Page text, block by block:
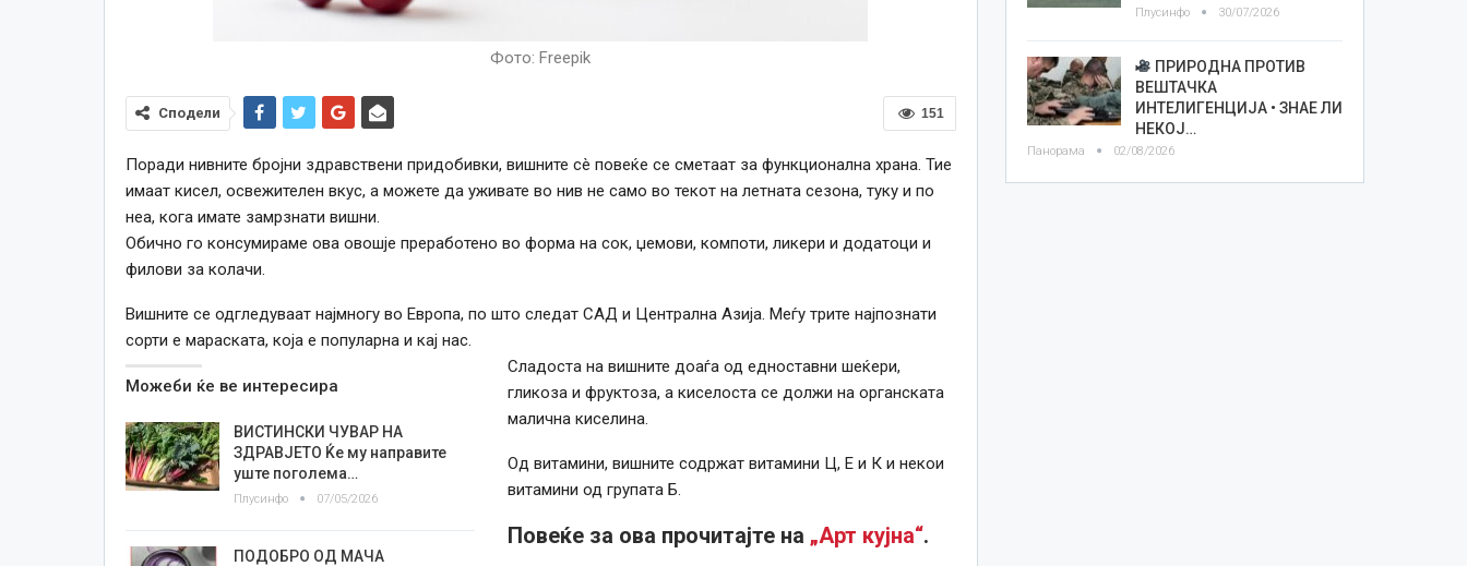
Фото: Freepik
151
Сподели
Поради нивните бројни здравствени придобивки, вишните сè повеќе се сметаат за функционална храна. Тие
имаат кисел, освежителен вкус, а можете да уживате во нив не само во текот на летната сезона, туку и по
неа, кога имате замрзнати вишни.
Обично го консумираме ова овошје преработено во форма на сок, џемови, компоти, ликери и додатоци и
филови за колачи.
Вишните се одгледуваат најмногу во Европа, по што следат САД и Централна Азија. Меѓу трите најпознати
сорти е мараската, која е популарна и кај нас.
Можеби ќе ве интересира
ВИСТИНСКИ ЧУВАР НА
ЗДРАВЈЕТО Ќе му направите
уште поголема…
Плусинфо 07/05/2026
ПОДОБРО ОД МАЧА
Сладоста на вишните доаѓа од едноставни шеќери,
гликоза и фруктоза, а киселоста се должи на органската
малична киселина.
Од витамини, вишните содржат витамини Ц, Е и К и некои
витамини од групата Б.
Повеќе за ова прочитајте на „Арт кујна“.
Плусинфо 30/07/2026
ПРИРОДНА ПРОТИВ
ВЕШТАЧКА
ИНТЕЛИГЕНЦИЈА • ЗНАЕ ЛИ
НЕКОЈ…
Панорама 02/08/2026